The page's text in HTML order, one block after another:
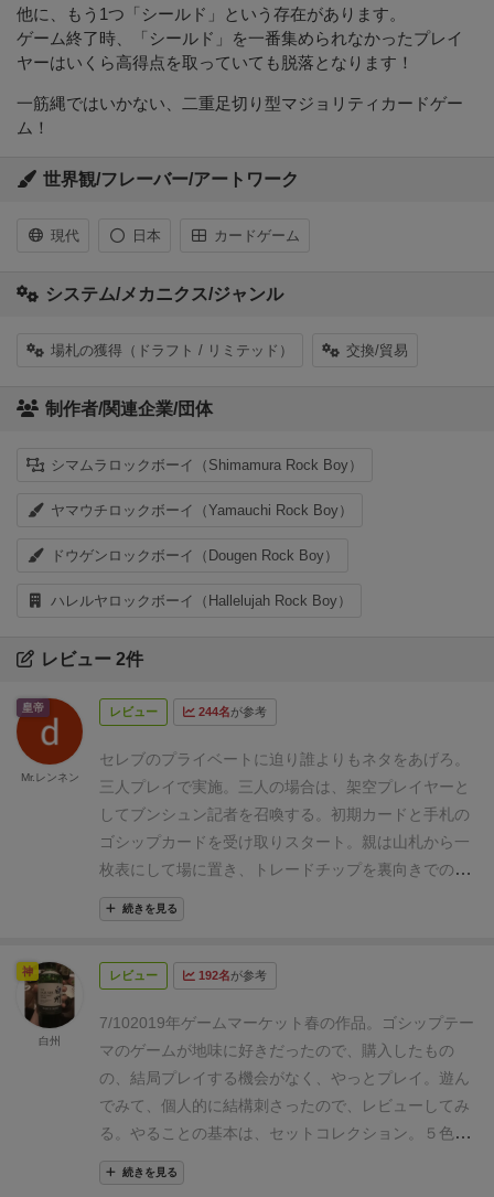
他に、もう1つ「シールド」という存在があります。
ゲーム終了時、「シールド」を一番集められなかったプレイ
ヤーはいくら高得点を取っていても脱落となります！
一筋縄ではいかない、二重足切り型マジョリティカードゲー
ム！
世界観/フレーバー/アートワーク
現代 日本 カードゲーム
システム/メカニクス/ジャンル
場札の獲得（ドラフト / リミテッド） 交換/貿易
制作者/関連企業/団体
シマムラロックボーイ（Shimamura Rock Boy）
ヤマウチロックボーイ（Yamauchi Rock Boy）
ドウゲンロックボーイ（Dougen Rock Boy）
ハレルヤロックボーイ（Hallelujah Rock Boy）
レビュー 2件
レビュー 244名が参考
セレブのプライベートに迫り誰よりもネタをあげろ。
三人プレイで実施。三人の場合は、架空プレイヤーと
してブンシュン記者を召喚する。初期カードと手札の
ゴシップカードを受け取りスタート。親は山札から一
枚表にして場に置き、トレードチップを裏向きでのせ
る。他のプレイヤーは手札から一枚裏向きにして場に
置く。親が順に他プレイヤーのカードをめくり、トレ
し、しないなら表向きにしたまま別のプレイヤーのカ
場にカードが出揃った段階で宣言しチップをブンシュ
ンに渡してカードを自場に置く。トレードも同様で互
いに自場に置く。トレードしなかったカードも裏表そ
のままで各々の自場に置く。次のプレイヤーに親が移
る。これを規定回数(山札が無くなるまで)行う。残っ
た手札は破棄し、自場のカードで点数を競う。先ずカ
続きを見る
皇帝
Mr.レンネン
レビュー 192名が参考
7/102019年ゲームマーケット春の作品。
ゴシップテー
マのゲームが地味に好きだったので、購入したもの
の、結局プレイする機会がなく、やっとプレイ。 遊ん
でみて、個人的に結構刺さったので、レビューしてみ
る。 やることの基本は、セットコレクション。５色の
カードにそれぞれ０〜７の数字のカードがあり、合計
が５以上の色のセットがあると、得点を得るチャンス
続きを見る
神
白州